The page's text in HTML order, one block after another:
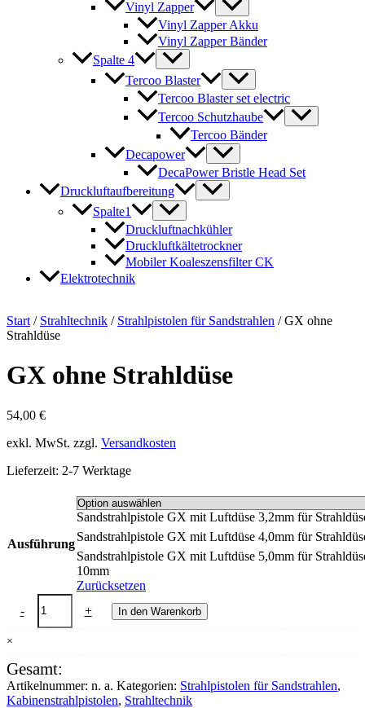
Vinyl Zapper
Vinyl Zapper Akku
Vinyl Zapper Bänder
Spalte 4
Tercoo Blaster
Tercoo Blaster set electric
Tercoo Schutzhaube
Tercoo Bänder
Decapower
DecaPower Bristle Head Set
Druckluftaufbereitung
Spalte1
Druckluftnachkühler
Druckluftkältetrockner
Mobiler Koaleszensfilter CK
Elektrotechnik
Start / Strahltechnik / Strahlpistolen für Sandstrahlen / GX ohne
Strahldüse
GX ohne Strahldüse
54,00 €
exkl. MwSt. zzgl. Versandkosten
Lieferzeit: 2-7 Werktage
Ausführung
Sandstrahlpistole GX mit Luftdüse 3,2mm für
Sandstrahlpistole GX mit Luftdüse 4,0mm für
Sandstrahlpistole GX mit Luftdüse 5,0mm für
10mm
Zurücksetzen
-
ohne
Strahldüse
Menge
+ In den Warenkorb
×
Gesamt:
Artikelnummer: n. a. Kategorien: Strahlpistolen für Sandstrahlen,
Kabinenstrahlpistolen, Strahltechnik